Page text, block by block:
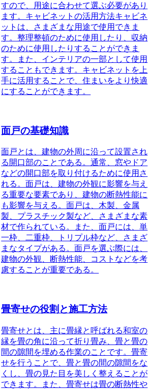
すので、用途に合わせて選ぶ必要があり
ます。キャビネットの活用方法キャビネ
ットは、さまざまな用途で使用できま
す。整理整頓のために使用したり、収納
のために使用したりすることができま
す。また、インテリアの一部として使用
することもできます。キャビネットを上
手に活用することで、住まいをより快適
にすることができます。
面戸の基礎知識
面戸とは、建物の外周に沿って設置され
る開口部のことである。通常、窓やドア
などの開口部を取り付けるために使用さ
れる。面戸は、建物の外観に影響を与え
る重要な要素であり、建物の断熱性能に
も影響を与える。面戸は、木製、金属
製、プラスチック製など、さまざまな素
材で作られている。また、面戸には、単
一枠、二重枠、トリプル枠など、さまざ
まなタイプがある。面戸を選ぶ際には、
建物の外観、断熱性能、コストなどを考
慮することが重要である。
畳寄せの役割と施工方法
畳寄せとは、主に畳縁と呼ばれる和室の
縁を畳の角に沿って折り畳み、畳と畳の
間の隙間を埋める作業のことです。畳寄
せを行うことで、畳と畳の間の隙間をな
くし、畳の見た目を美しく整えることが
できます。また、畳寄せは畳の断熱性や